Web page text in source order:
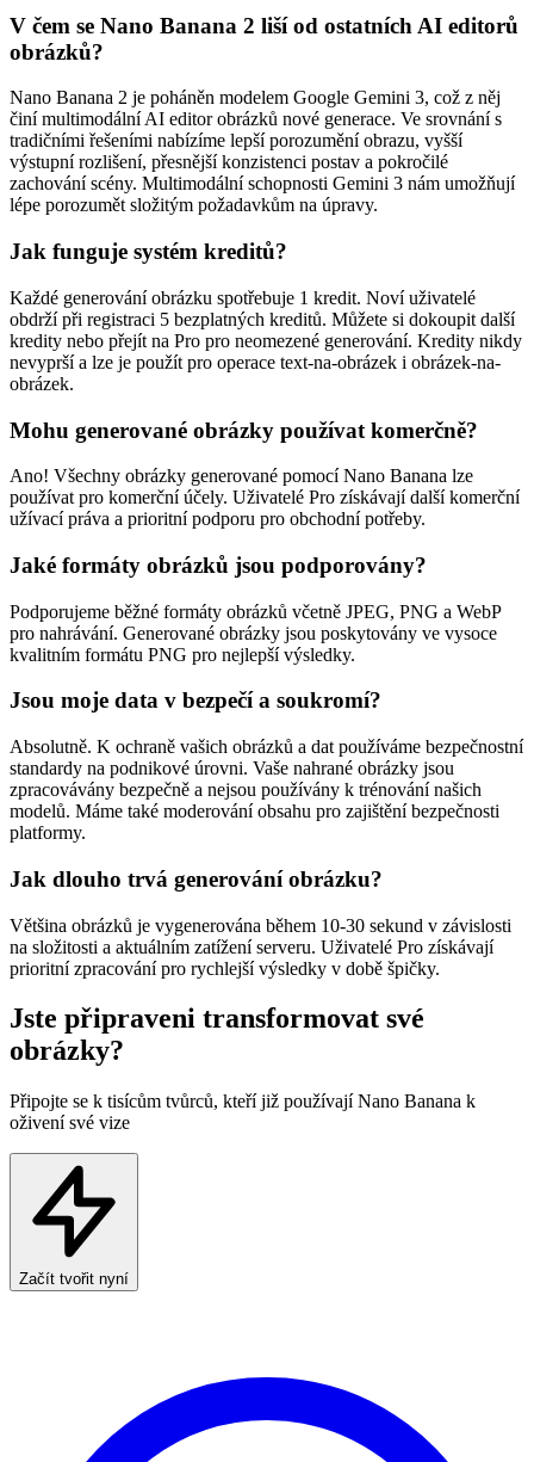
V čem se Nano Banana 2 liší od ostatních AI editorů
obrázků?
Nano Banana 2 je poháněn modelem Google Gemini 3, což z něj
činí multimodální AI editor obrázků nové generace. Ve srovnání s
tradičními řešeními nabízíme lepší porozumění obrazu, vyšší
výstupní rozlišení, přesnější konzistenci postav a pokročilé
zachování scény. Multimodální schopnosti Gemini 3 nám umožňují
lépe porozumět složitým požadavkům na úpravy.
Jak funguje systém kreditů?
Každé generování obrázku spotřebuje 1 kredit. Noví uživatelé
obdrží při registraci 5 bezplatných kreditů. Můžete si dokoupit další
kredity nebo přejít na Pro pro neomezené generování. Kredity nikdy
nevyprší a lze je použít pro operace text-na-obrázek i obrázek-na-
obrázek.
Mohu generované obrázky používat komerčně?
Ano! Všechny obrázky generované pomocí Nano Banana lze
používat pro komerční účely. Uživatelé Pro získávají další komerční
užívací práva a prioritní podporu pro obchodní potřeby.
Jaké formáty obrázků jsou podporovány?
Podporujeme běžné formáty obrázků včetně JPEG, PNG a WebP
pro nahrávání. Generované obrázky jsou poskytovány ve vysoce
kvalitním formátu PNG pro nejlepší výsledky.
Jsou moje data v bezpečí a soukromí?
Absolutně. K ochraně vašich obrázků a dat používáme bezpečnostní
standardy na podnikové úrovni. Vaše nahrané obrázky jsou
zpracovávány bezpečně a nejsou používány k trénování našich
modelů. Máme také moderování obsahu pro zajištění bezpečnosti
platformy.
Jak dlouho trvá generování obrázku?
Většina obrázků je vygenerována během 10-30 sekund v závislosti
na složitosti a aktuálním zatížení serveru. Uživatelé Pro získávají
prioritní zpracování pro rychlejší výsledky v době špičky.
Jste připraveni transformovat své
obrázky?
Připojte se k tisícům tvůrců, kteří již používají Nano Banana k
oživení své vize
Začít tvořit nyní